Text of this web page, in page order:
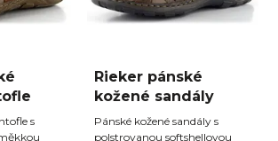
s
Rieker pánské
kožené sandály
Pánské kožené sandály s
polstrovanou softshellovou